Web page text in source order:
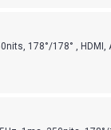
178°/178° , HDMI,